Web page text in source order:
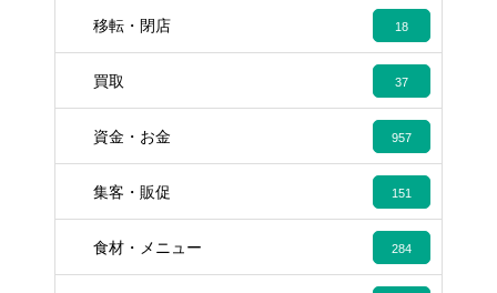
移転・閉店 18
買取 37
資金・お金 957
集客・販促 151
食材・メニュー 284